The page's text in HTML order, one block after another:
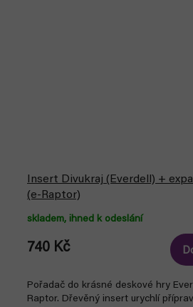
Insert Divukraj (Everdell) +
(e-Raptor)
skladem, ihned k odeslání
740 Kč
Pořadač do krásné deskové hry
Raptor. Dřevěný insert urychlí